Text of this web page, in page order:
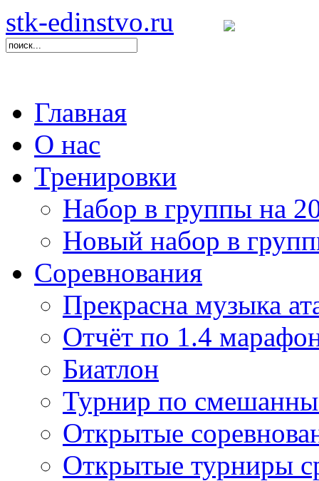
stk-edinstvo.ru
Главная
О нас
Тренировки
Набор в группы на
Новый набор в
Соревнования
Прекрасна музыка
Отчёт по 1.4
Биатлон
Турнир по
Открытые
Открытые турниры